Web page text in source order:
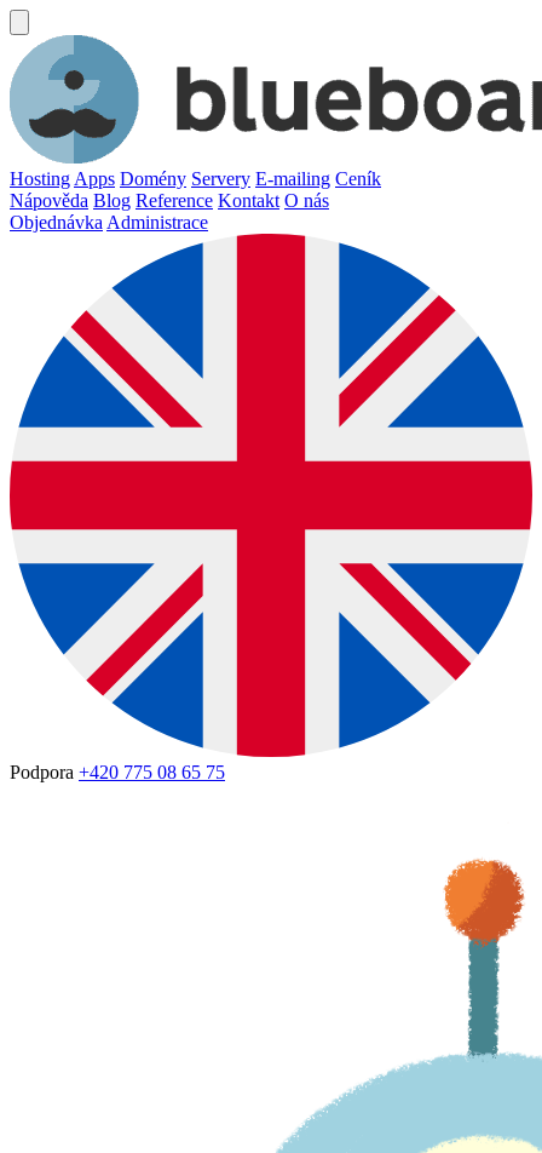
Hosting Apps Domény Servery E-mailing Ceník
Nápověda Blog Reference Kontakt O nás
Objednávka Administrace
Podpora +420 775 08 65 75